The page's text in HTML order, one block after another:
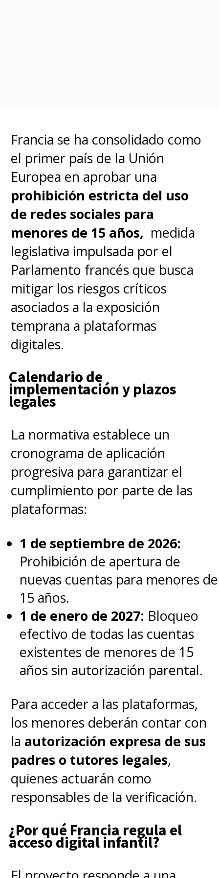
not localized or in their
language.
One day in, and it’s
already considered rude
not to subtitle videos in
the other language.
pic.twitter.com/eG08cH1ID9
— Olivia Moore (@omooretweets)January 14, 2025
Cabe destacar que la actual
descargas para iPhone es
Lemon8, la competidora de
Xiaohongshu
precisamente por la matriz de
TikTok, la tecnológica china
ByteDance.
Xiaohongshu (
aplicación de reseña de
compras, yfue evolucionando
hasta convertirse en una
mezcla de Instagram y
Pinterest, centrándose en
funciones como diapositivas de
fotos, recomendaciones de
usuarios o comercio electrónico.
this is the joke everyone
is spamming to Americans
on Xiaohongshu
pic.twitter.com/K9oFajMg6f
— Misha (@SteierMisha) January 13, 2025
this post from
xiaohongshu literally
Francia se ha consolidado como
el primer país de la Unión
Europea en aprobar una
prohibición estricta del uso
de redes sociales para
menores de 15 años, medida
legislativa impulsada por el
Parlamento francés que busca
mitigar los riesgos críticos
asociados a la exposición
temprana a plataformas
digitales.
Calendario de
implementación y plazos
legales
La normativa establece un
cronograma de aplicación
progresiva para garantizar el
cumplimiento por parte de las
plataformas:
1 de septiembre de 2026:
Prohibición de apertura de
nuevas cuentas para menores de
15 años.
1 de enero de 2027: Bloqueo
efectivo de todas las cuentas
existentes de menores de 15
años sin autorización parental.
Para acceder a las plataformas,
los menores deberán contar con
la autorización expresa de sus
padres o tutores legales,
quienes actuarán como
responsables de la verificación.
¿Por qué Francia regula el
acceso digital infantil?